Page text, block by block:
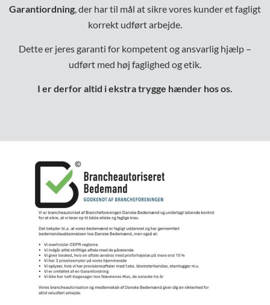
Garantiordning, der har til mål at sikre vores kunder et fagligt
korrekt udført arbejde.
Dette er jeres garanti for kompetent og ansvarlig hjælp –
udført med høj faglighed og etik.
I er derfor altid i ekstra trygge hænder hos os.